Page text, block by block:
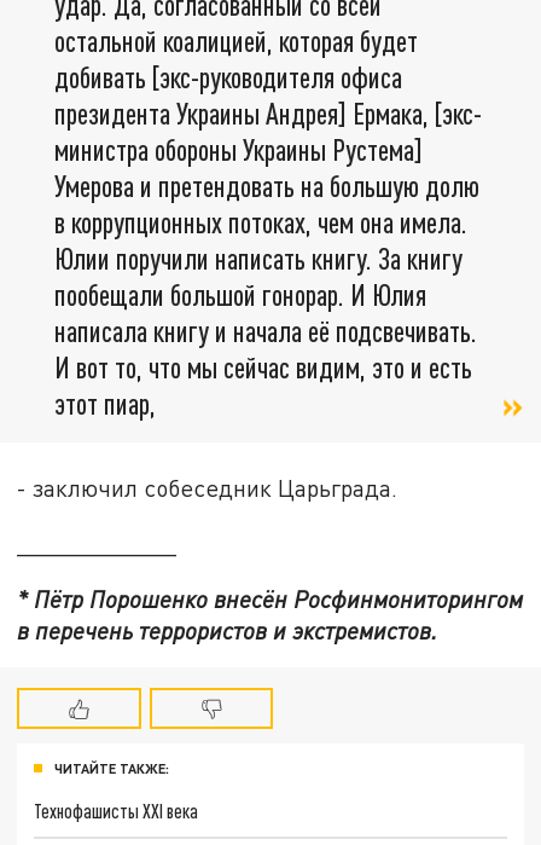
остальной коалицией, которая будет
добивать [экс-руководителя офиса
президента Украины Андрея] Ермака, [экс-
министра обороны Украины Рустема]
Умерова и претендовать на большую долю
в коррупционных потоках, чем она имела.
Юлии поручили написать книгу. За книгу
пообещали большой гонорар. И Юлия
написала книгу и начала её подсвечивать.
И вот то, что мы сейчас видим, это и есть
этот пиар,
- заключил собеседник Царьграда.
* Пётр Порошенко внесён Росфинмониторингом
в перечень террористов и экстремистов.
ЧИТАЙТЕ ТАКЖЕ:
Технофашисты XXI века